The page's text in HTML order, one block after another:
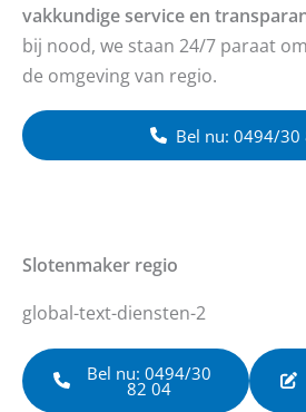
vakkundige service en
bij nood, we staan 24/7 paraat
de omgeving van regio.
Bel nu: 0494/30
Slotenmaker regio
global-text-diensten-2
Bel nu: 0494/30
82 04